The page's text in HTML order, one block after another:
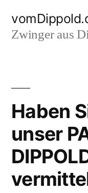
InhaltZwinger aus
Haben
unser